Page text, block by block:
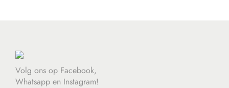
Volg ons op Facebook,
Whatsapp en Instagram!